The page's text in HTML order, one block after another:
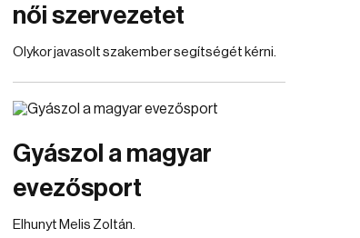
női szervezetet
Olykor javasolt szakember segítségét kérni.
Gyászol a magyar
evezősport
Elhunyt Melis Zoltán.